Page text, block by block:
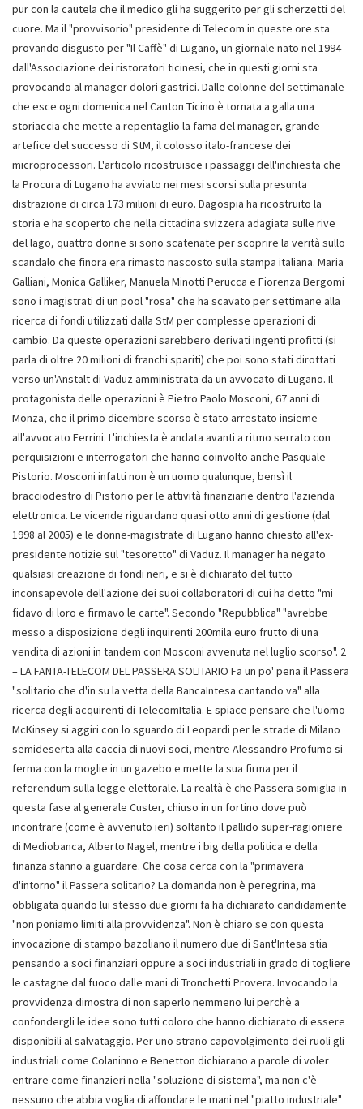
pur con la cautela che il medico gli ha suggerito per gli scherzetti del
cuore. Ma il "provvisorio" presidente di Telecom in queste ore sta
provando disgusto per "Il Caffè" di Lugano, un giornale nato nel 1994
dall'Associazione dei ristoratori ticinesi, che in questi giorni sta
provocando al manager dolori gastrici. Dalle colonne del settimanale
che esce ogni domenica nel Canton Ticino è tornata a galla una
storiaccia che mette a repentaglio la fama del manager, grande
artefice del successo di StM, il colosso italo-francese dei
microprocessori. L'articolo ricostruisce i passaggi dell'inchiesta che
la Procura di Lugano ha avviato nei mesi scorsi sulla presunta
distrazione di circa 173 milioni di euro. Dagospia ha ricostruito la
storia e ha scoperto che nella cittadina svizzera adagiata sulle rive
del lago, quattro donne si sono scatenate per scoprire la verità sullo
scandalo che finora era rimasto nascosto sulla stampa italiana. Maria
Galliani, Monica Galliker, Manuela Minotti Perucca e Fiorenza Bergomi
sono i magistrati di un pool "rosa" che ha scavato per settimane alla
ricerca di fondi utilizzati dalla StM per complesse operazioni di
cambio. Da queste operazioni sarebbero derivati ingenti profitti (si
parla di oltre 20 milioni di franchi spariti) che poi sono stati dirottati
verso un'Anstalt di Vaduz amministrata da un avvocato di Lugano. Il
protagonista delle operazioni è Pietro Paolo Mosconi, 67 anni di
Monza, che il primo dicembre scorso è stato arrestato insieme
all'avvocato Ferrini. L'inchiesta è andata avanti a ritmo serrato con
perquisizioni e interrogatori che hanno coinvolto anche Pasquale
Pistorio. Mosconi infatti non è un uomo qualunque, bensì il
bracciodestro di Pistorio per le attività finanziarie dentro l'azienda
elettronica. Le vicende riguardano quasi otto anni di gestione (dal
1998 al 2005) e le donne-magistrate di Lugano hanno chiesto all'ex-
presidente notizie sul "tesoretto" di Vaduz. Il manager ha negato
qualsiasi creazione di fondi neri, e si è dichiarato del tutto
inconsapevole dell'azione dei suoi collaboratori di cui ha detto "mi
fidavo di loro e firmavo le carte". Secondo "Repubblica" "avrebbe
messo a disposizione degli inquirenti 200mila euro frutto di una
vendita di azioni in tandem con Mosconi avvenuta nel luglio scorso". 2
– LA FANTA-TELECOM DEL PASSERA SOLITARIO Fa un po' pena il Passera
"solitario che d'in su la vetta della BancaIntesa cantando va" alla
ricerca degli acquirenti di TelecomItalia. E spiace pensare che l'uomo
McKinsey si aggiri con lo sguardo di Leopardi per le strade di Milano
semideserta alla caccia di nuovi soci, mentre Alessandro Profumo si
ferma con la moglie in un gazebo e mette la sua firma per il
referendum sulla legge elettorale. La realtà è che Passera somiglia in
questa fase al generale Custer, chiuso in un fortino dove può
incontrare (come è avvenuto ieri) soltanto il pallido super-ragioniere
di Mediobanca, Alberto Nagel, mentre i big della politica e della
finanza stanno a guardare. Che cosa cerca con la "primavera
d'intorno" il Passera solitario? La domanda non è peregrina, ma
obbligata quando lui stesso due giorni fa ha dichiarato candidamente
"non poniamo limiti alla provvidenza". Non è chiaro se con questa
invocazione di stampo bazoliano il numero due di Sant'Intesa stia
pensando a soci finanziari oppure a soci industriali in grado di togliere
le castagne dal fuoco dalle mani di Tronchetti Provera. Invocando la
provvidenza dimostra di non saperlo nemmeno lui perchè a
confondergli le idee sono tutti coloro che hanno dichiarato di essere
disponibili al salvataggio. Per uno strano capovolgimento dei ruoli gli
industriali come Colaninno e Benetton dichiarano a parole di voler
entrare come finanzieri nella "soluzione di sistema", ma non c'è
nessuno che abbia voglia di affondare le mani nel "piatto industriale"